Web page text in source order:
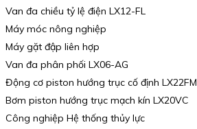
Van đa chiều tỷ lệ điện LX12-FL
Máy móc nông nghiệp
Máy gặt đập liên hợp
Van đa phân phối LX06-AG
Động cơ piston hướng trục cố định LX22FM
Bơm piston hướng trục mạch kín LX20VC
Công nghiệp Hệ thống thủy lực